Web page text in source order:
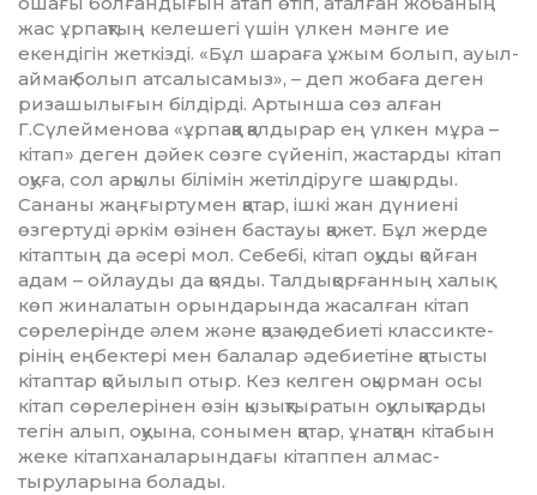
жас ұрпақтың келешегі үшін үлкен мәнге ие
екендігін жет­кізді. «Бұл шараға ұжым болып, ауыл-
ай­мақ болып атсалысамыз», – деп жобаға деген
риза­шылығын білдірді. Артынша сөз алған
Г.Сүлейменова «ұрпаққа қалдырар ең үлкен мұра –
кітап» деген дәйек сөзге сүйеніп, жас­тарды кітап
оқуға, сол арқылы білімін жетілдіруге шақырды.
Сананы жаңғыртумен қатар, ішкі жан дү­ниені
өзгертуді әркім өзінен бастауы қа­жет. Бұл жерде
кітаптың да әсері мол. Се­бебі, кітап оқуды қойған
адам – ойлауды да қоя­ды. Талдықорғанның халық
көп жинала­тын орындарында жасалған кітап
сөре­ле­рін­­де әлем және қазақ әдебиеті клас­сик­те­
рінің еңбектері мен балалар әде­биетіне қа­тыс­ты
кітаптар қойылып отыр. Кез келген оқырман осы
кітап сөрелерінен өзін қы­зықтыратын оқулық­тар­ды
тегін алып, оқуына, сонымен қатар, ұнатқан кітабын
жеке кітапханаларындағы кітаппен алмас­
тыруларына болады.